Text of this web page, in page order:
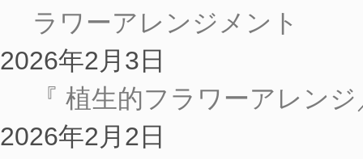
ラワーアレンジメント
2026年2月3日
『 植生的フラワーアレン
2026年2月2日